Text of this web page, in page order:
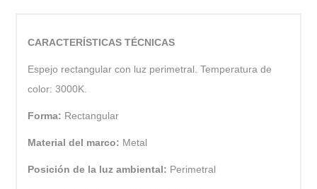
CARACTERÍSTICAS TÉCNICAS
Espejo rectangular con luz perimetral. Temperatura de
color: 3000K.
Forma: Rectangular
Material del marco: Metal
Posición de la luz ambiental: Perimetral